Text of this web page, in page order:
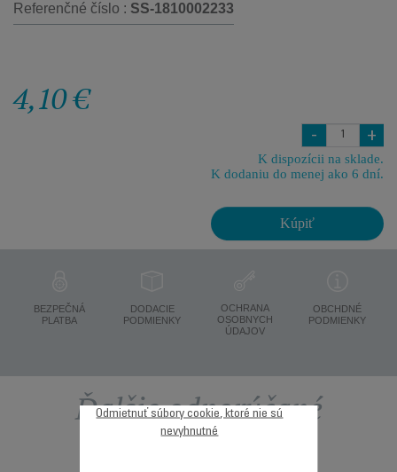
Referenčné číslo : SS-1810002233
4,10 €
- +
K dispozícii na sklade.
K dodaniu do menej ako 6 dní.
Kúpiť
BEZPEČNÁ
PLATBA
DODACIE
PODMIENKY
OCHRANA
OSOBNYCH
ÚDAJOV
OBCHDNÉ
PODMIENKY
Ďalšie odporúčané
Odmietnuť súbory cookie, ktoré nie sú
nevyhnutné